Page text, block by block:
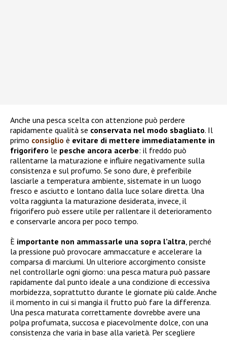
Anche una pesca scelta con attenzione può perdere
rapidamente qualità se conservata nel modo sbagliato. Il
primo consiglio è evitare di mettere immediatamente in
frigorifero le pesche ancora acerbe: il freddo può
rallentarne la maturazione e influire negativamente sulla
consistenza e sul profumo. Se sono dure, è preferibile
lasciarle a temperatura ambiente, sistemate in un luogo
fresco e asciutto e lontano dalla luce solare diretta. Una
volta raggiunta la maturazione desiderata, invece, il
frigorifero può essere utile per rallentare il deterioramento
e conservarle ancora per poco tempo.
È importante non ammassarle una sopra l’altra , perché
la pressione può provocare ammaccature e accelerare la
comparsa di marciumi. Un ulteriore accorgimento consiste
nel controllarle ogni giorno: una pesca matura può passare
rapidamente dal punto ideale a una condizione di eccessiva
morbidezza, soprattutto durante le giornate più calde. Anche
il momento in cui si mangia il frutto può fare la differenza.
Una pesca maturata correttamente dovrebbe avere una
polpa profumata, succosa e piacevolmente dolce, con una
consistenza che varia in base alla varietà. Per scegliere